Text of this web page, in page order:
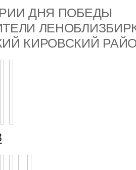
ДНЯ ПОБЕДЫ
КИРОВСКИЙ